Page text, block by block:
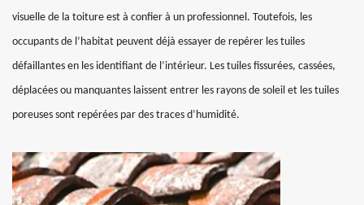
visuelle de la toiture est à confier à un professionnel. Toutefois, les
occupants de l’habitat peuvent déjà essayer de repérer les tuiles
défaillantes en les identifiant de l’intérieur. Les tuiles fissurées, cassées,
déplacées ou manquantes laissent entrer les rayons de soleil et les tuiles
poreuses sont repérées par des traces d’humidité.